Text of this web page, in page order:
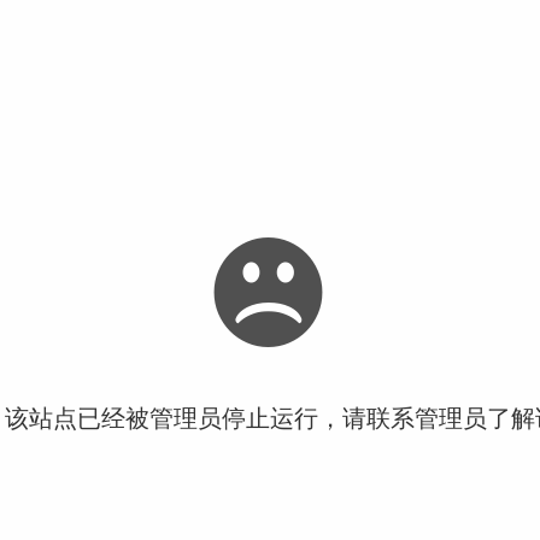
站点已经被管理员停止运行，请联系管理员了